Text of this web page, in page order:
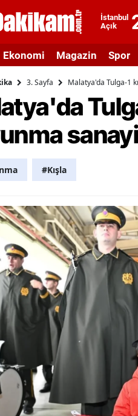
İstanbul
Açık
Ağrı
Amasya
Artvin
Aydın
Bilecik
Bingöl
Bursa
Ekonomi Magazin Spor
3. Sayfa Malatya'da Tulga-1
#Kışla